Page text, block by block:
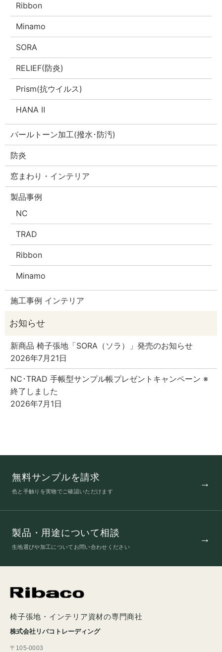
Ribbon
Minamo
SORA
RELIEF(防炎)
Prism(抗ウイルス)
HANA Ⅱ
パールトーン加工(撥水･防汚)
防炎
窓まわり・インテリア
製品事例
NC
TRAD
Ribbon
Minamo
施工事例 インテリア
新商品 椅子張地「SORA（ソラ）」発売のお知らせ
2026年7月21日
NC･TRAD 手帳型サンプル帳プレゼントキャンペーン ※
終了しました
2026年7月1日
無料サンプルを請求
色と手触りを実物でご確認いただけます
製品・用途について相談
生地選びや加工についてお問い合わせください
椅子張地・インテリア資材の専門商社
株式会社リバコトレーディング
〒105-0003